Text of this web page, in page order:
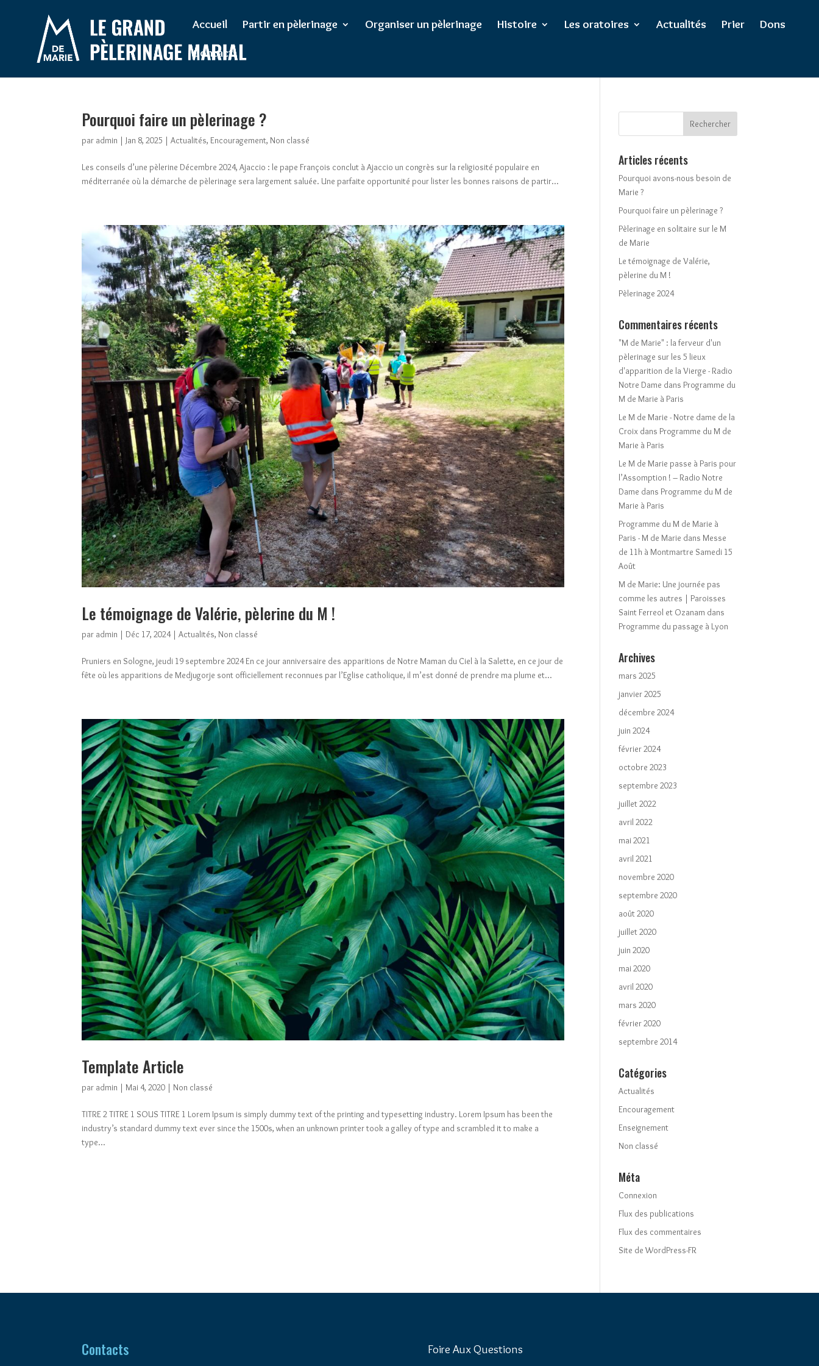
: Constant WP_CRON_LOCK_TIMEOUT already defined in /htdocs/wp-config.phpon line 102
Accueil Partir en pèlerinage Organiser un pèlerinage Histoire Les oratoires Actualités Prier Dons
Contact
Pourquoi faire un pèlerinage ?
par admin | Jan 8, 2025 |Actualités, Encouragement, Non classé
Les conseils d’une pèlerine Décembre 2024, Ajaccio : le pape François conclut à Ajaccio un congrès sur la religiosité populaire en
méditerranée où la démarche de pèlerinage sera largement saluée. Une parfaite opportunité pour lister les bonnes raisons de partir...
Le témoignage de Valérie, pèlerine du M !
par admin | Déc 17, 2024|Actualités, Non classé
Pruniers en Sologne, jeudi 19 septembre 2024 En ce jour anniversaire des apparitions de Notre Maman du Ciel à la Salette, en ce jour de
fête où les apparitions de Medjugorje sont officiellement reconnues par l’Eglise catholique, il m’est donné de prendre ma plume et...
Template Article
par admin | Mai 4, 2020 | Non classé
TITRE 2 TITRE 1 SOUS TITRE 1 Lorem Ipsum is simply dummy text of the printing and typesetting industry. Lorem Ipsum has been the
industry’s standard dummy text ever since the 1500s, when an unknown printer took a galley of type and scrambled it to make a
type...
Articles récents
Pourquoi avons-nous besoin de
Marie ?
Pourquoi faire un pèlerinage ?
Pèlerinage en solitaire sur le M
de Marie
Le témoignage de Valérie,
pèlerine du M !
Pèlerinage 2024
Commentaires récents
"M de Marie" : la ferveur d'un
pèlerinage sur les 5 lieux
d'apparition de la Vierge - Radio
Notre Dame dans Programme du
M de Marie à Paris
Le M de Marie - Notre dame de la
Croix dans Programme du M de
Marie à Paris
Le M de Marie passe à Paris pour
l’Assomption ! – Radio Notre
Dame dans Programme du M de
Marie à Paris
Programme du M de Marie à
Paris - M de Marie dans Messe
de 11h à Montmartre Samedi 15
Août
M de Marie: Une journée pas
comme les autres | Paroisses
Saint Ferreol et Ozanam dans
Programme du passage à Lyon
Archives
mars 2025
janvier 2025
décembre 2024
juin 2024
février 2024
octobre 2023
septembre 2023
juillet 2022
avril 2022
mai 2021
avril 2021
novembre 2020
septembre 2020
août 2020
juillet 2020
juin 2020
mai 2020
avril 2020
mars 2020
février 2020
septembre 2014
Catégories
Actualités
Encouragement
Enseignement
Non classé
Méta
Connexion
Flux des publications
Flux des commentaires
Site de WordPress-FR
Contacts Foire Aux Questions